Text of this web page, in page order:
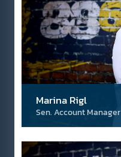
Marina Rigl
Sen. Account Manager